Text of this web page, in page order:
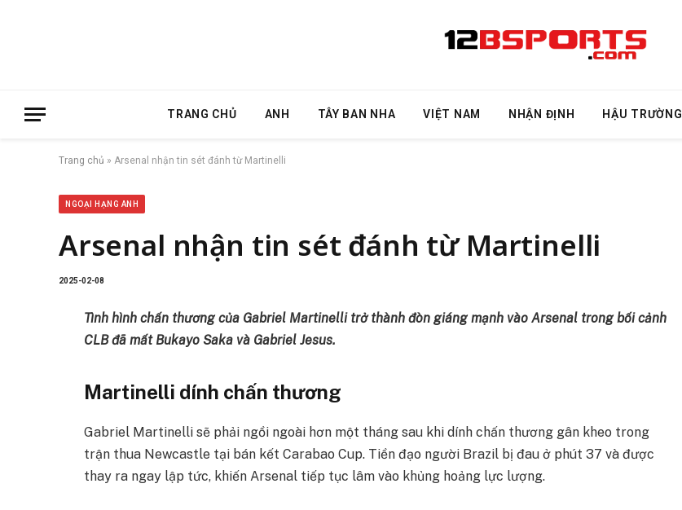
TRANG CHỦ ANH TÂY BAN NHA VIỆT NAM NHẬN ĐỊNH HẬU TRƯỜNG
Trang chủ » Arsenal nhận tin sét đánh từ Martinelli
NGOẠI HẠNG ANH
Arsenal nhận tin sét đánh từ Martinelli
2025-02-08
Tình hình chấn thương của Gabriel Martinelli trở thành đòn giáng mạnh vào Arsenal trong bối cảnh
CLB đã mất Bukayo Saka và Gabriel Jesus.
Martinelli dính chấn thương
Gabriel Martinelli sẽ phải ngồi ngoài hơn một tháng sau khi dính chấn thương gân kheo trong
trận thua Newcastle tại bán kết Carabao Cup. Tiền đạo người Brazil bị đau ở phút 37 và được
thay ra ngay lập tức, khiến Arsenal tiếp tục lâm vào khủng hoảng lực lượng.